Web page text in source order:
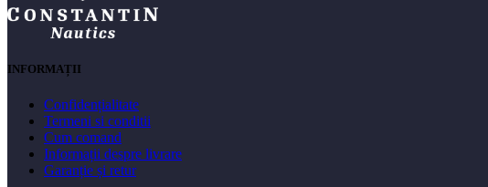
INFORMAȚII
Confidențialitate
Termeni si conditii
Cum comand
Informații despre livrare
Garanție și retur